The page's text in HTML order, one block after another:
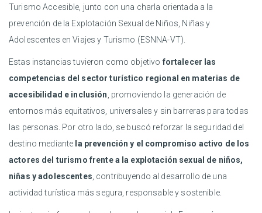
Turismo Accesible, junto con una charla orientada a la
prevención de la Explotación Sexual de Niños, Niñas y
Adolescentes en Viajes y Turismo (ESNNA-VT).
Estas instancias tuvieron como objetivo fortalecer las
competencias del sector turístico regional en materias de
accesibilidad e inclusión , promoviendo la generación de
entornos más equitativos, universales y sin barreras para todas
las personas. Por otro lado, se buscó reforzar la seguridad del
destino mediante la prevención y el compromiso activo de los
actores del turismo frente a la explotación sexual de niños,
niñas y adolescentes , contribuyendo al desarrollo de una
actividad turística más segura, responsable y sostenible.